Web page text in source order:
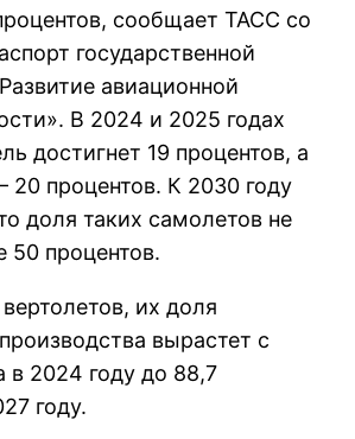
сообщает ТАСС со
государственной
авиационной
В 2024 и 2025 годах
достигнет 19 процентов, а
20 процентов. К 2030 году
доля таких самолетов не
50 процентов.
их доля
вырастет с
в 2024 году до 88,7
году.